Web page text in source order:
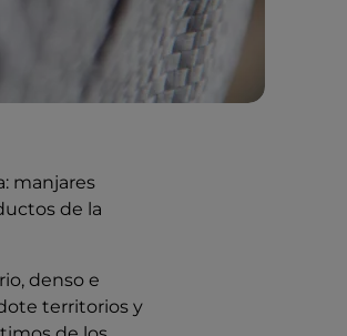
manjares
de la
denso e
territorios y